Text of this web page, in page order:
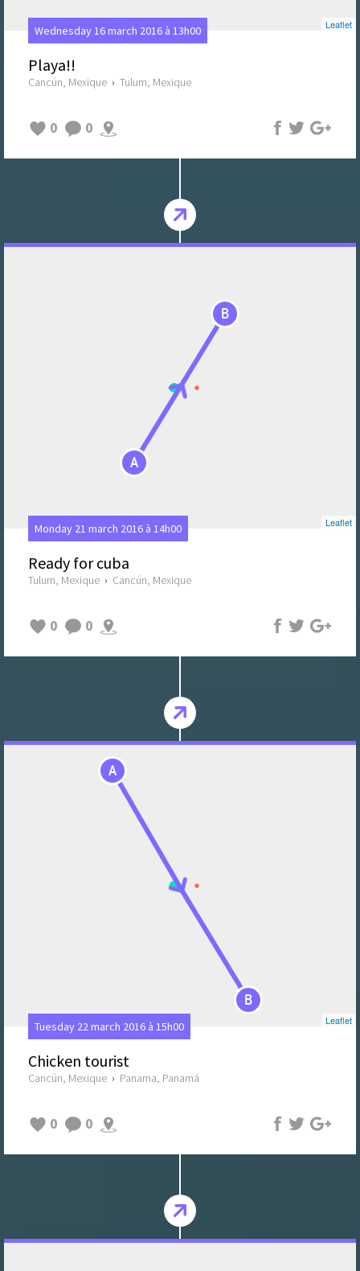
Leaflet
Wednesday 16 march 2016 à 13h00
Playa!!
Cancún, Mexique › Tulum, Mexique
0 0
A
B
Leaflet
Monday 21 march 2016 à 14h00
Ready for cuba
Tulum, Mexique › Cancún, Mexique
0 0
A
B
Leaflet
Tuesday 22 march 2016 à 15h00
Chicken tourist
Cancún, Mexique › Panama, Panamá
0 0